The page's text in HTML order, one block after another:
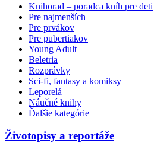
Knihorad – poradca kníh pre deti
Pre najmenších
Pre prvákov
Pre pubertiakov
Young Adult
Beletria
Rozprávky
Sci-fi, fantasy a komiksy
Leporelá
Náučné knihy
Ďalšie kategórie
Životopisy a reportáže